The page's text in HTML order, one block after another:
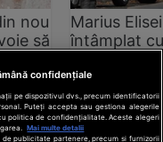
nou
să
Marius
întâmplat
Vedete
confidențiale
pe dispozitivul dvs., precum identificatorii
Puteți accepta sau gestiona alegerile
politica de confidențialitate. Aceste alegeri
Mai multe detalii
publicitate partenere, precum si furnizorii